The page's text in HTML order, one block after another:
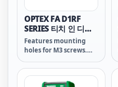
mode). It can prevent
cross talk for up to 2
units even in
maximum speed mode.
Copying of setting is
also possible. Seven
response times can be
selected: 1-HS, 2-FS, 3-
ST, 4-LG, 5-PL, 6-UL and
OPTEX FA D1RF
SERIES 티치 인 디스
플레이 화이버센서
Features mounting
holes for M3 screws.
amplifier to be
mounted without use